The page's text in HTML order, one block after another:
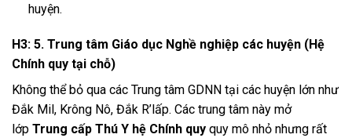
huyện.
H3: 5. Trung tâm Giáo dục Nghề nghiệp các huyện (Hệ
Chính quy tại chỗ)
Không thể bỏ qua các Trung tâm GDNN tại các huyện lớn như
Đắk Mil, Krông Nô, Đắk R’lấp. Các trung tâm này mở
lớp Trung cấp Thú Y hệ Chính quy quy mô nhỏ nhưng rất